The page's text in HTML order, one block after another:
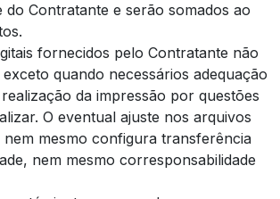
do Contratante e serão somados ao
fornecidos pelo Contratante não
quando necessários adequação
da impressão por questões
O eventual ajuste nos arquivos
mesmo configura transferência
nem mesmo corresponsabilidade